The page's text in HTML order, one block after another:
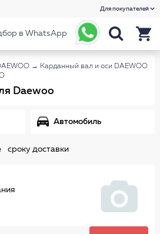
Для покупателей
в WhatsApp
→ Карданный вал и оси DAEWOO
Daewoo
Автомобиль
сроку доставки